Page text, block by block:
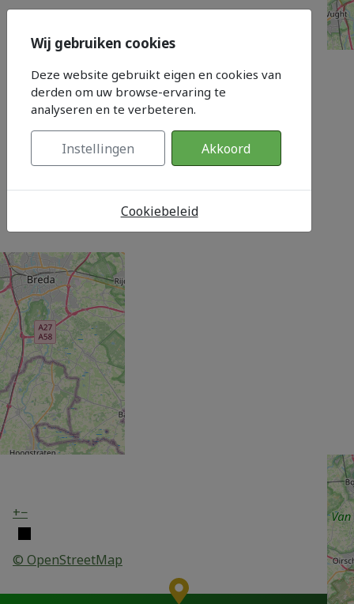
+−
© OpenStreetMap
Wij gebruiken cookies
Deze website gebruikt eigen en cookies van
derden om uw browse-ervaring te
analyseren en te verbeteren.
Instellingen Akkoord
Cookiebeleid